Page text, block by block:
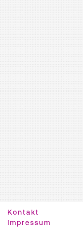
Kontakt
Impressum